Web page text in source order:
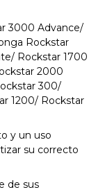
3000 Advance/
Rockstar
Rockstar 1700
2000
300/
1200/ Rockstar
y un uso
su correcto
de sus